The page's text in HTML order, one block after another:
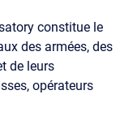
constitue le
des armées, des
de leurs
opérateurs